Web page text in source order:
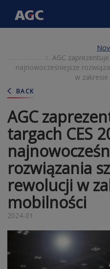
obsahu
AGC
najnowocześniejsze
w
BACK
AGC
targach CES
rozwiązania
rewolucji w
mobilności
2024-01